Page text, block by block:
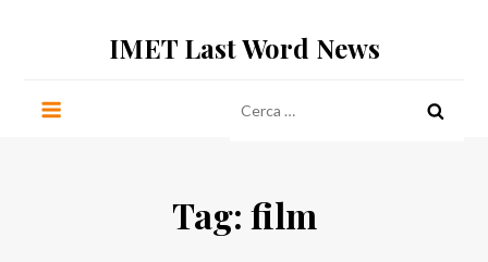
IMET Last Word News
per:
Tag: film